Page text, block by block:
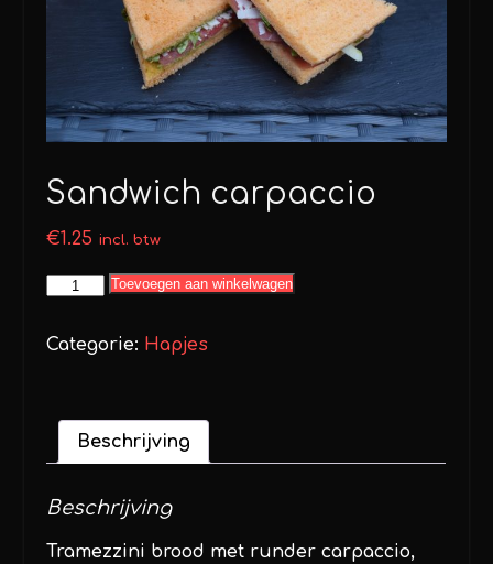
Sandwich carpaccio
€1.25 incl. btw
Sandwich
aantal
Toevoegen aan winkelwagen
Categorie: Hapjes
Beschrijving
Beschrijving
Tramezzini brood met runder carpaccio,